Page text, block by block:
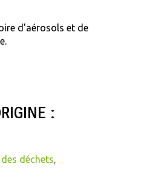
d'aérosols et de
:
déchets,